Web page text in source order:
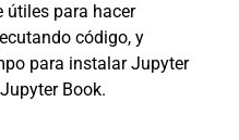
útiles para hacer
código, y
para instalar Jupyter
Book.